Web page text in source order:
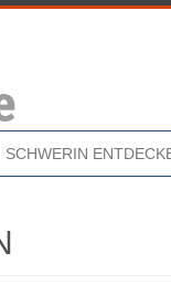
SCHWERIN